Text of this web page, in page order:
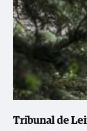
Tribunal de